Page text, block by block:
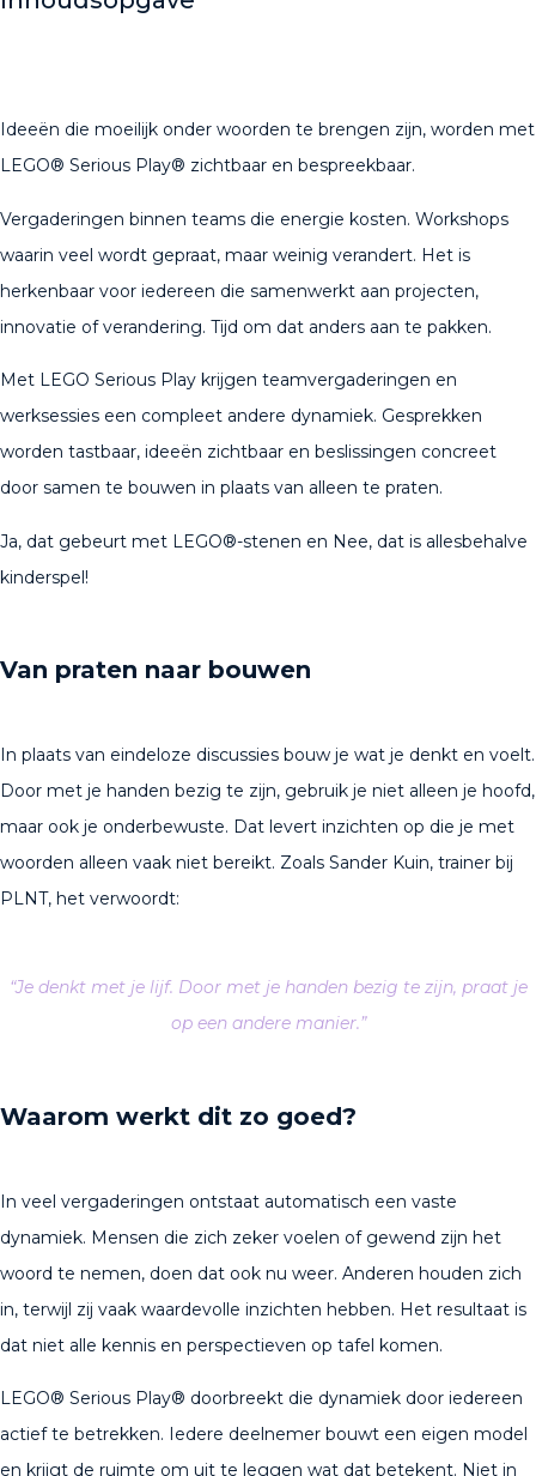
Ideeën die moeilijk onder woorden te brengen zijn, worden met
LEGO® Serious Play® zichtbaar en bespreekbaar.
Vergaderingen binnen teams die energie kosten. Workshops
waarin veel wordt gepraat, maar weinig verandert. Het is
herkenbaar voor iedereen die samenwerkt aan projecten,
innovatie of verandering. Tijd om dat anders aan te pakken.
Met LEGO Serious Play krijgen teamvergaderingen en
werksessies een compleet andere dynamiek. Gesprekken
worden tastbaar, ideeën zichtbaar en beslissingen concreet
door samen te bouwen in plaats van alleen te praten.
Ja, dat gebeurt met LEGO®-stenen en Nee, dat is allesbehalve
kinderspel!
Van praten naar bouwen
In plaats van eindeloze discussies bouw je wat je denkt en voelt.
Door met je handen bezig te zijn, gebruik je niet alleen je hoofd,
maar ook je onderbewuste. Dat levert inzichten op die je met
woorden alleen vaak niet bereikt. Zoals Sander Kuin, trainer bij
PLNT, het verwoordt:
“Je denkt met je lijf. Door met je handen bezig te zijn, praat je
op een andere manier.”
Waarom werkt dit zo goed?
In veel vergaderingen ontstaat automatisch een vaste
dynamiek. Mensen die zich zeker voelen of gewend zijn het
woord te nemen, doen dat ook nu weer. Anderen houden zich
in, terwijl zij vaak waardevolle inzichten hebben. Het resultaat is
dat niet alle kennis en perspectieven op tafel komen.
LEGO® Serious Play® doorbreekt die dynamiek door iedereen
actief te betrekken. Iedere deelnemer bouwt een eigen model
en krijgt de ruimte om uit te leggen wat dat betekent. Niet in